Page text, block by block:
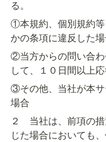
る。
①本規約、個別規約
かの条項に違反した
②当方からの問い合
して、１０日間以上
③その他、当社が本
場合
２　当社は、前項の
じた場合においても